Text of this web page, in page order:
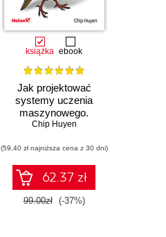
książka ebook
Jak projektować
systemy uczenia
maszynowego.
Iteracyjne
gotowych do pracy
Chip Huyen
(59,40 zł najniższa cena z 30 dni)
62.37 zł
99.00zł (-37%)